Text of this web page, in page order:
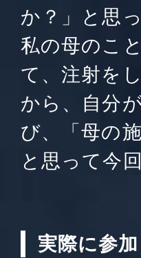
か？」と思
私の母のこ
て、注射を
から、自分
び、「母の
と思って今
実際に参